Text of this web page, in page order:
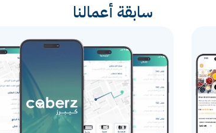
سابقة أعمالنا